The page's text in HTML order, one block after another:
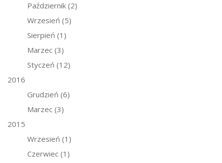
Październik (2)
Wrzesień (5)
Sierpień (1)
Marzec (3)
Styczeń (12)
2016
Grudzień (6)
Marzec (3)
2015
Wrzesień (1)
Czerwiec (1)